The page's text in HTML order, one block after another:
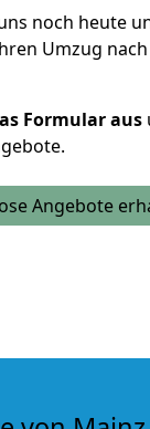
noch heute
Umzug
Formular aus
Angebote